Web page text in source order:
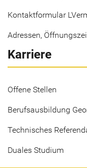
Kontaktformular
Adressen,
Karriere
Offene Stellen
Berufsausbildung
Technisches
Duales Studium